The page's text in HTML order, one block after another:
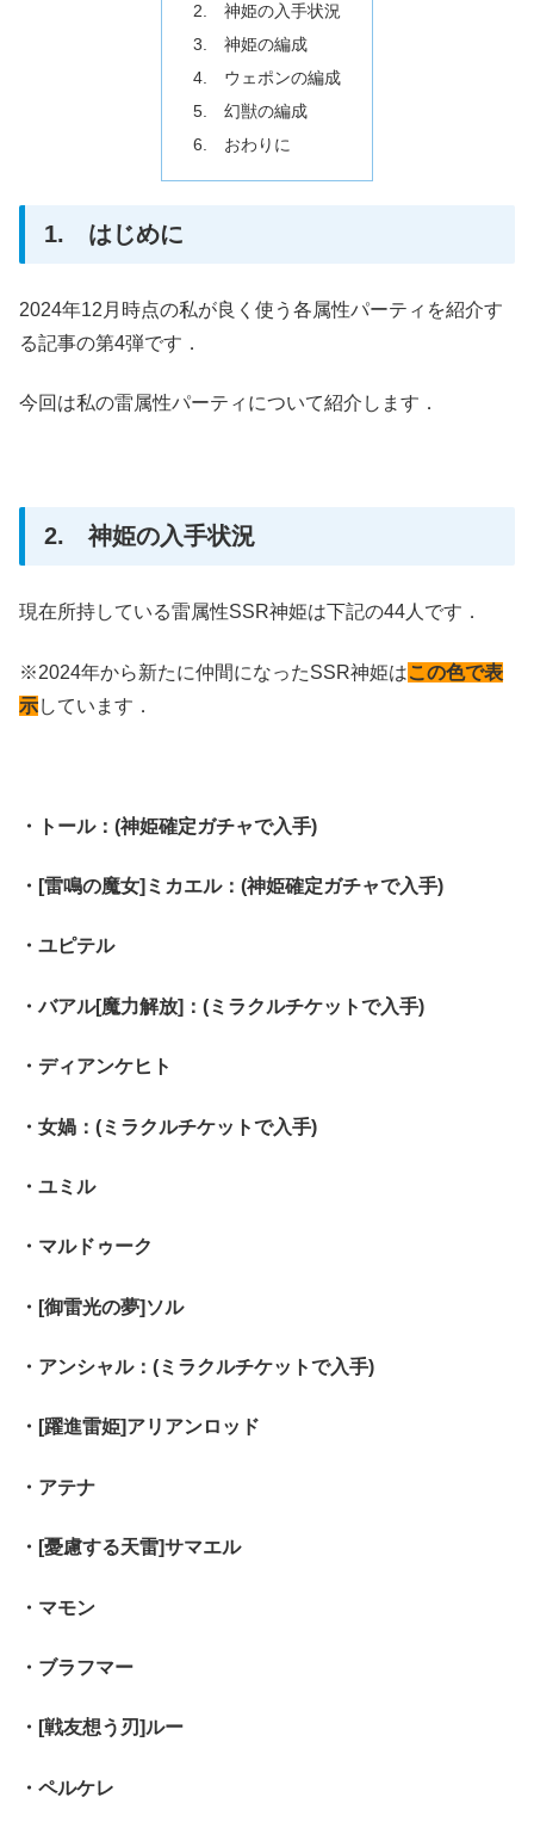
2. 神姫の入手状況
3. 神姫の編成
4. ウェポンの編成
5. 幻獣の編成
6. おわりに
1. はじめに
2024年12月時点の私が良く使う各属性パーティを紹介す
る記事の第4弾です．
今回は私の雷属性パーティについて紹介します．
2. 神姫の入手状況
現在所持している雷属性SSR神姫は下記の44人です．
※2024年から新たに仲間になったSSR神姫はこの色で表
示しています．
・トール：(神姫確定ガチャで入手)
・[雷鳴の魔女]ミカエル：(神姫確定ガチャで入手)
・ユピテル
・バアル[魔力解放]：(ミラクルチケットで入手)
・ディアンケヒト
・女媧：(ミラクルチケットで入手)
・ユミル
・マルドゥーク
・[御雷光の夢]ソル
・アンシャル：(ミラクルチケットで入手)
・[躍進雷姫]アリアンロッド
・アテナ
・[憂慮する天雷]サマエル
・マモン
・ブラフマー
・[戦友想う刃]ルー
・ペルケレ